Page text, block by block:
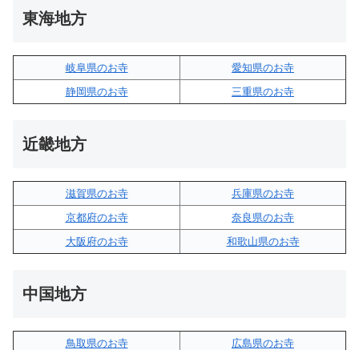
東海地方
岐阜県のお寺
愛知県のお寺
静岡県のお寺
三重県のお寺
近畿地方
滋賀県のお寺
兵庫県のお寺
京都府のお寺
奈良県のお寺
大阪府のお寺
和歌山県のお寺
中国地方
鳥取県のお寺
広島県のお寺